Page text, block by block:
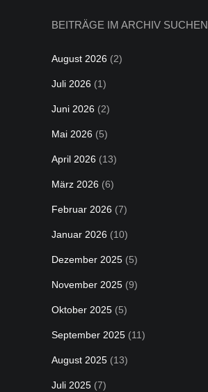
BEITRÄGE IM ARCHIV SUCHEN
August 2026 (2)
Juli 2026 (1)
Juni 2026 (2)
Mai 2026 (5)
April 2026 (13)
März 2026 (6)
Februar 2026 (7)
Januar 2026 (10)
Dezember 2025 (5)
November 2025 (9)
Oktober 2025 (5)
September 2025 (11)
August 2025 (13)
Juli 2025 (7)